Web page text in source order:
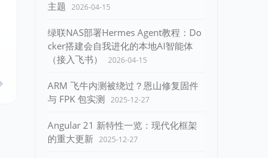
主题 2026-04-15
绿联NAS部署Hermes Agent教程：Do
cker搭建会自我进化的本地AI智能体
（接入飞书）
2026-04-15
ARM 飞牛内测被绕过？恩山修复固件
与 FPK 包实测 2025-12-27
Angular 21 新特性一览：现代化框架
的重大更新 2025-12-27